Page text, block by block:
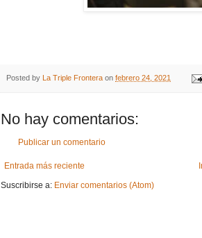
Posted by La Triple Frontera on febrero 24, 2021
No hay comentarios:
Publicar un comentario
Entrada más reciente
Suscribirse a: Enviar comentarios (Atom)